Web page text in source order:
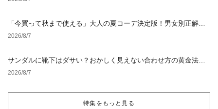
「今買って秋まで使える」大人の夏コーデ決定版！男女別正解ス
タイルとNGな着こなし
2026/8/7
サンダルに靴下はダサい？おかしく見えない合わせ方の黄金法則
と男女別おすすめコーデ
2026/8/7
特集をもっと見る